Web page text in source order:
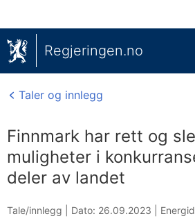
Regjeringen.no
Taler og innlegg
Finnmark har rett og
muligheter i
deler av landet
Tale/innlegg | Dato: 26.09.2023